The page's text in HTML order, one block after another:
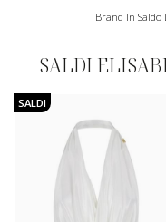
Brand In Saldo
SALDI
SALDI